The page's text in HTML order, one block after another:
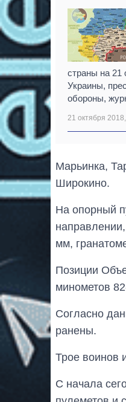
страны на
Украины,
обороны,
21 октября
Марьинка,
Широкино.
На опорный
мм,
Позиции
минометов
Согласно
ранены.
Трое воинов
С начала